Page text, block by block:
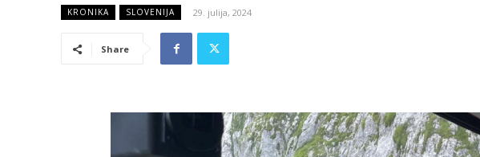
KRONIKA SLOVENIJA 29. julija, 2024
Share